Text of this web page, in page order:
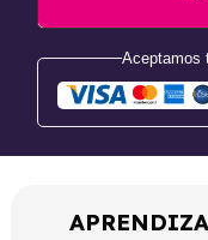
Aceptamos